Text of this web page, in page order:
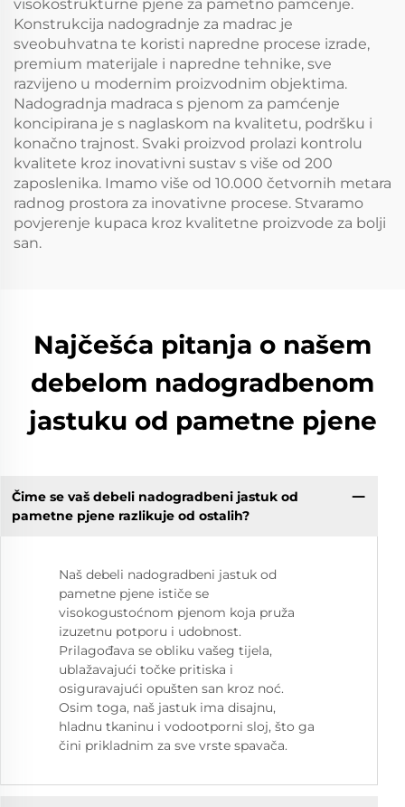
visokostrukturne pjenе za pametno pamćenje.
Konstrukcija nadogradnje za madrac je
sveobuhvatna te koristi napredne procese izrade,
premium materijale i napredne tehnike, sve
razvijeno u modernim proizvodnim objektima.
Nadogradnja madraca s pjenom za pamćenje
koncipirana je s naglaskom na kvalitetu, podršku i
konačno trajnost. Svaki proizvod prolazi kontrolu
kvalitete kroz inovativni sustav s više od 200
zaposlenika. Imamo više od 10.000 četvornih metara
radnog prostora za inovativne procese. Stvaramo
povjerenje kupaca kroz kvalitetne proizvode za bolji
san.
Najčešća pitanja o našem
debelom nadogradbenom
jastuku od pametne pjenе
Čime se vaš debeli nadogradbeni jastuk od
pametne pjenе razlikuje od ostalih?
Naš debeli nadogradbeni jastuk od
pametne pjenе ističe se
visokogustoćnom pjenom koja pruža
izuzetnu potporu i udobnost.
Prilagođava se obliku vašeg tijela,
ublažavajući točke pritiska i
osiguravajući opušten san kroz noć.
Osim toga, naš jastuk ima disajnu,
hladnu tkaninu i vodootporni sloj, što ga
čini prikladnim za sve vrste spavača.